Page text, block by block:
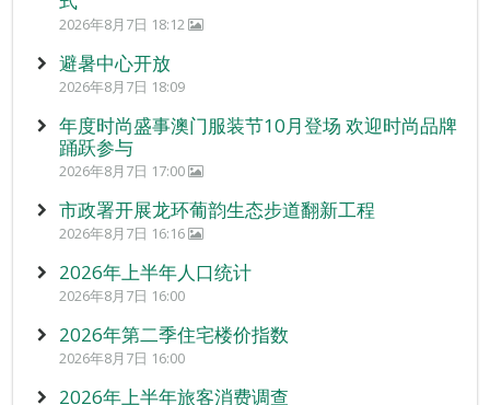
2026年8月7日 18:12
避暑中心开放
2026年8月7日 18:09
年度时尚盛事澳门服装节10月登场 欢迎时尚品牌
踊跃参与
2026年8月7日 17:00
市政署开展龙环葡韵生态步道翻新工程
2026年8月7日 16:16
2026年上半年人口统计
2026年8月7日 16:00
2026年第二季住宅楼价指数
2026年8月7日 16:00
2026年上半年旅客消费调查